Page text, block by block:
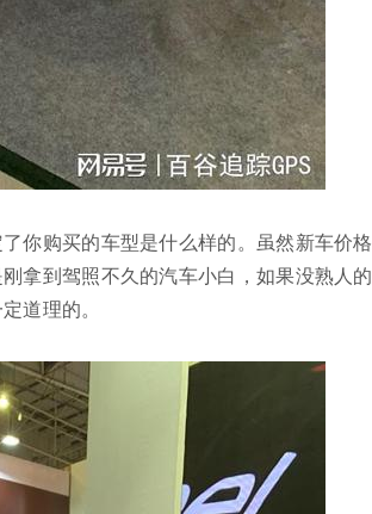
你购买的车型是什么样的。虽然新车价格
拿到驾照不久的汽车小白，如果没熟人的
道理的。